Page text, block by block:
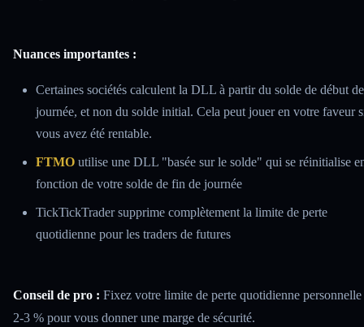
Nuances importantes :
Certaines sociétés calculent la DLL à partir du solde de début de
journée, et non du solde initial. Cela peut jouer en votre faveur
vous avez été rentable.
FTMO utilise une DLL "basée sur le solde" qui se réinitialise
fonction de votre solde de fin de journée
TickTickTrader supprime complètement la limite de perte
quotidienne pour les traders de futures
Conseil de pro : Fixez votre limite de perte quotidienne personnelle
2-3 % pour vous donner une marge de sécurité.